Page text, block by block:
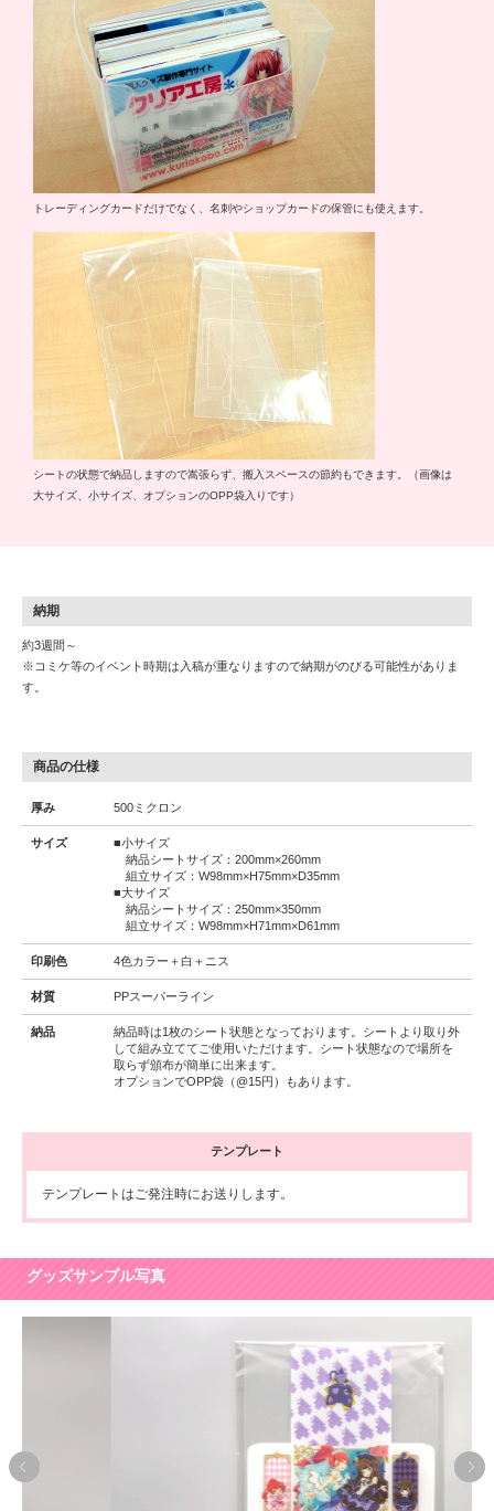
トレーディングカードだけでなく、名刺やショップカードの保管にも使えます。
シートの状態で納品しますので嵩張らず、搬入スペースの節約もできます。（画像は
大サイズ、小サイズ、オプションのOPP袋入りです）
納期
約3週間～
※コミケ等のイベント時期は入稿が重なりますので納期がのびる可能性がありま
す。
商品の仕様
厚み 500ミクロン
サイズ
■小サイズ
納品シートサイズ：200mm×260mm
組立サイズ：W98mm×H75mm×D35mm
■大サイズ
納品シートサイズ：250mm×350mm
組立サイズ：W98mm×H71mm×D61mm
印刷色 4色カラー＋白＋ニス
材質 PPスーパーライン
納品
納品時は1枚のシート状態となっております。シートより取り外
して組み立ててご使用いただけます。シート状態なので場所を
取らず頒布が簡単に出来ます。
オプションでOPP袋（@15円）もあります。
テンプレート
テンプレートはご発注時にお送りします。
グッズサンプル写真